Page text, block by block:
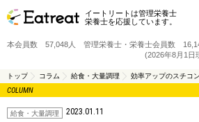
イートリートは管理栄養士
栄養士を応援しています。
本会員数 57,048人 管理栄養士・栄養士会員数
(2026年8月1日
トップ コラム 給食・大量調理 効率アップのスチコ
COLUMN
給食・大量調理 2023.01.11